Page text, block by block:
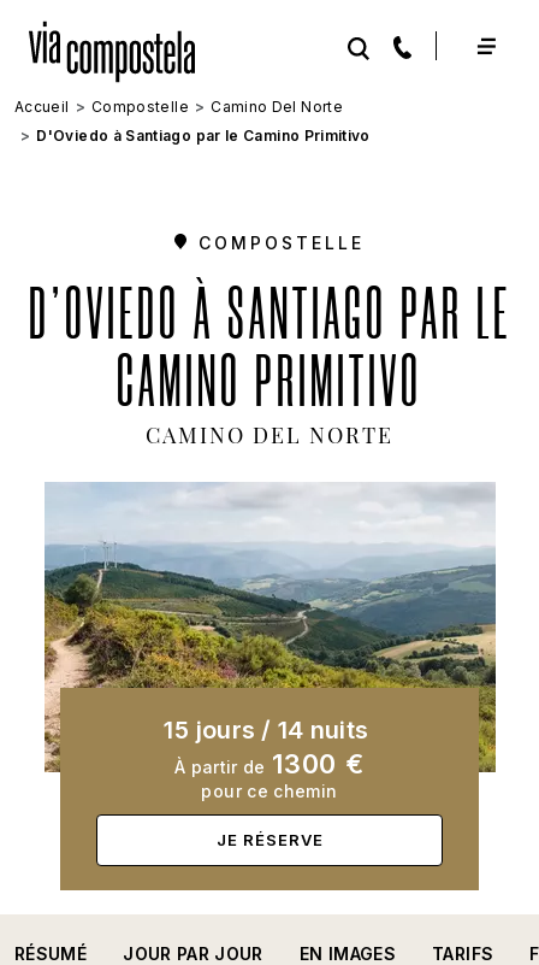
Accueil Compostelle
Camino Del Norte
D'Oviedo à Santiago par le Camino Primitivo
COMPOSTELLE
D'OVIEDO À SANTIAGO PAR LE
CAMINO PRIMITIVO
CAMINO DEL NORTE
15 jours / 14 nuits
À partir de 1300 €
pour ce chemin
JE RÉSERVE
RÉSUMÉ JOUR PAR JOUR EN IMAGES TARIFS